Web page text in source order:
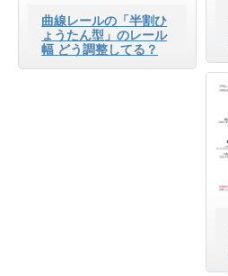
曲線レールの「半割ひ
ょうたん型」のレール
幅 どう調整してる？